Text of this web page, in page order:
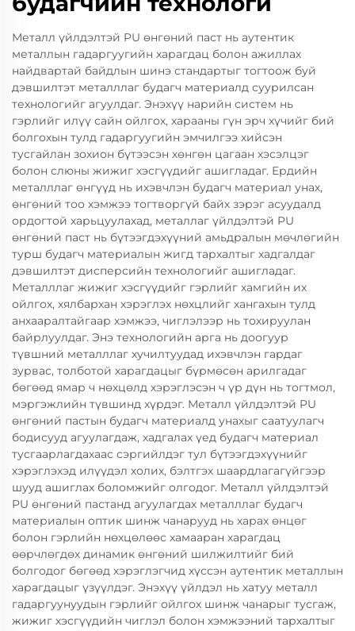
Металл үйлдэлтэй PU өнгөний паст нь аутентик
металлын гадаргуугийн харагдац болон ажиллах
найдвартай байдлын шинэ стандартыг тогтоож буй
дэвшилтэт металллаг будагч материалд суурилсан
технологийг агуулдаг. Энэхүү нарийн систем нь
гэрлийг илүү сайн ойлгох, харааны гүн эрч хүчийг бий
болгохын тулд гадаргуугийн эмчилгээ хийсэн
тусгайлан зохион бүтээсэн хөнгөн цагаан хэсэлцэг
болон слюны жижиг хэсгүүдийг ашигладаг. Ердийн
металллаг өнгүүд нь ихэвчлэн будагч материал унах,
өнгөний тоо хэмжээ тогтворгүй байх зэрэг асуудалд
ордогтой харьцуулахад, металлаг үйлдэлтэй PU
өнгөний паст нь бүтээгдэхүүний амьдралын мөчлөгийн
турш будагч материалын жигд тархалтыг хадгалдаг
дэвшилтэт дисперсийн технологийг ашигладаг.
Металллаг жижиг хэсгүүдийг гэрлийг хамгийн их
ойлгох, хялбархан хэрэглэх нөхцлийг хангахын тулд
анхааралтайгаар хэмжээ, чиглэлээр нь тохируулан
байрлуулдаг. Энэ технологийн арга нь доогуур
түвшний металллаг хучилтуудад ихэвчлэн гардаг
зурвас, толботой харагдацыг бүрмөсөн арилгадаг
бөгөөд ямар ч нөхцөлд хэрэглэсэн ч үр дүн нь тогтмол,
мэргэжлийн түвшинд хүрдэг. Металл үйлдэлтэй PU
өнгөний пастын будагч материалд унахыг саатуулагч
бодисууд агуулагдаж, хадгалах үед будагч материал
тусгаарлагдахаас сэргийлдэг тул бүтээгдэхүүнийг
хэрэглэхэд илүүдэл холих, бэлтгэх шаардлагагүйгээр
шууд ашиглах боломжийг олгодог. Металл үйлдэлтэй
PU өнгөний пастанд агуулагдах металллаг будагч
материалын оптик шинж чанарууд нь харах өнцөг
болон гэрлийн нөхцөлөөс хамааран харагдац
өөрчлөгдөх динамик өнгөний шилжилтийг бий
болгодог бөгөөд хэрэглэгчид хүссэн аутентик металлын
харагдацыг үзүүлдэг. Энэхүү үйлдэл нь хатуу металл
гадаргуунуудын гэрлийг ойлгох шинж чанарыг тусгаж,
жижиг хэсгүүдийн чиглэл болон хэмжээний тархалтыг